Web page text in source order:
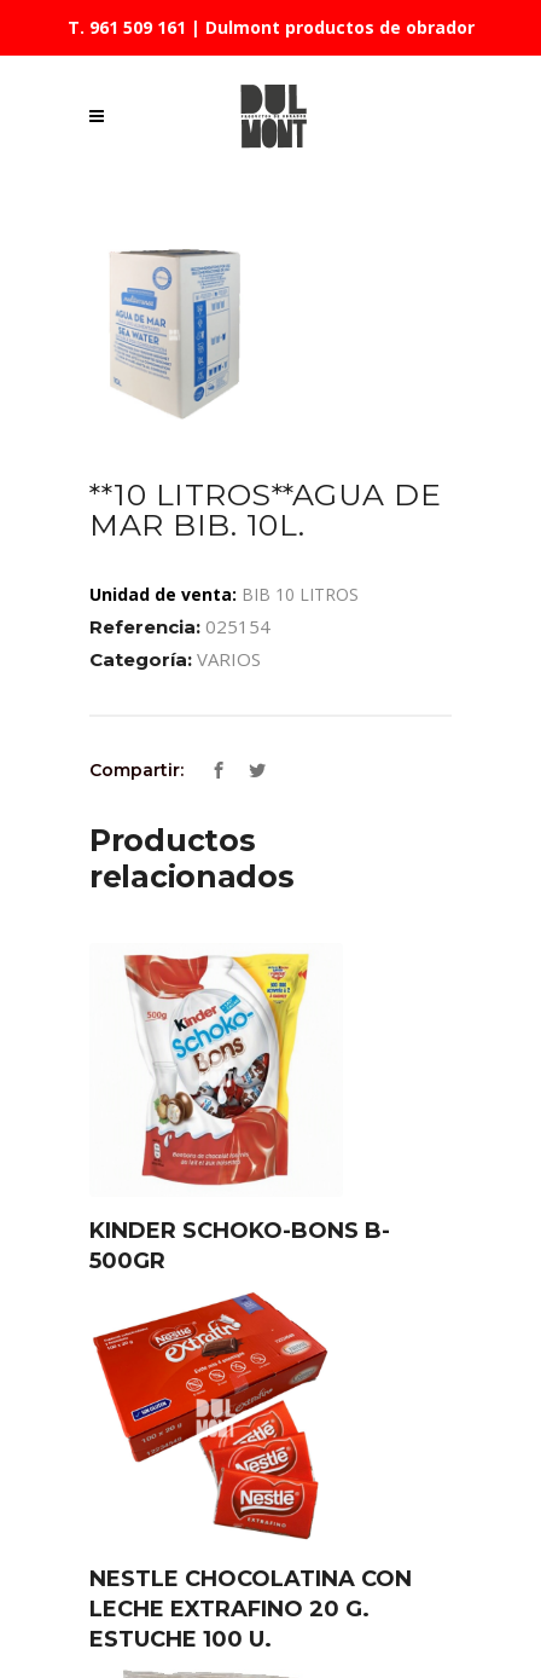
T. 961 509 161 | Dulmont productos de obrador
**10 LITROS**AGUA DE
MAR BIB. 10L.
Unidad de venta: BIB 10 LITROS
Referencia: 025154
Categoría: VARIOS
Compartir:
Productos
relacionados
KINDER SCHOKO-BONS B-
500GR
NESTLE CHOCOLATINA CON
LECHE EXTRAFINO 20 G.
ESTUCHE 100 U.